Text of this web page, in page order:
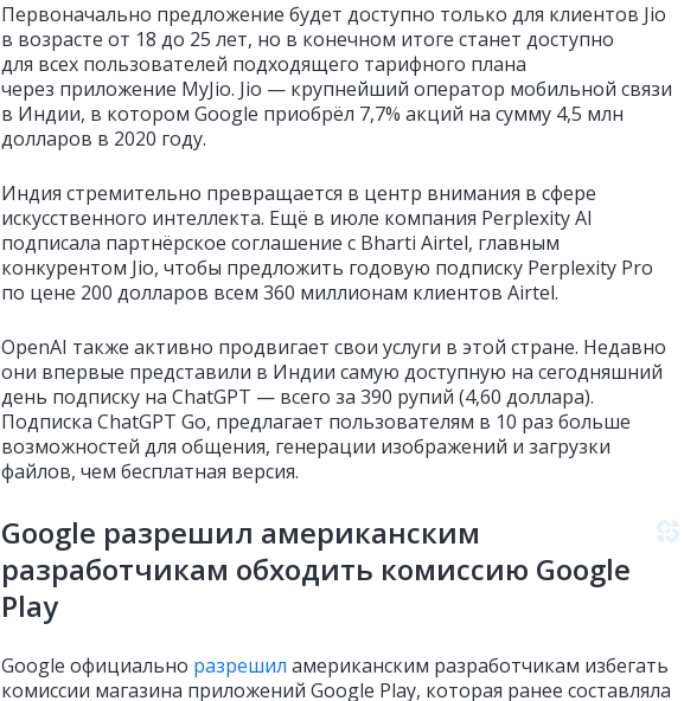
Первоначально предложение будет доступно только для клиентов Jio
в возрасте от 18 до 25 лет, но в конечном итоге станет доступно
для всех пользователей подходящего тарифного плана
через приложение MyJio. Jio — крупнейший оператор мобильной связи
в Индии, в котором Google приобрёл 7,7% акций на сумму 4,5 млн
долларов в 2020 году.
Индия стремительно превращается в центр внимания в сфере
искусственного интеллекта. Ещё в июле компания Perplexity AI
подписала партнёрское соглашение с Bharti Airtel, главным
конкурентом Jio, чтобы предложить годовую подписку Perplexity Pro
по цене 200 долларов всем 360 миллионам клиентов Airtel.
OpenAI также активно продвигает свои услуги в этой стране. Недавно
они впервые представили в Индии самую доступную на сегодняшний
день подписку на ChatGPT — всего за 390 рупий (4,60 доллара).
Подписка ChatGPT Go, предлагает пользователям в 10 раз больше
возможностей для общения, генерации изображений и загрузки
файлов, чем бесплатная версия.
Google разрешил американским
разработчикам обходить комиссию Google
Play
Google официально разрешил американским разработчикам избегать
комиссии магазина приложений Google Play, которая ранее составляла